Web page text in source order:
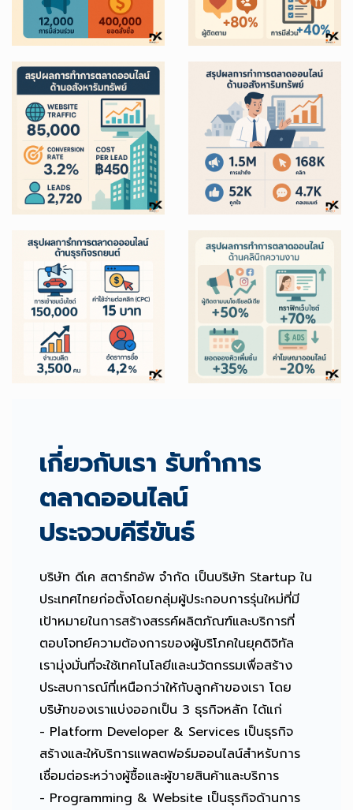
เกี่ยวกับเรา รับทำการ
ตลาดออนไลน์
ประจวบคีรีขันธ์
บริษัท ดีเค สตาร์ทอัพ จำกัด เป็นบริษัท Startup ใน
ประเทศไทยก่อตั้งโดยกลุ่มผู้ประกอบการรุ่นใหม่ที่มี
เป้าหมายในการสร้างสรรค์ผลิตภัณฑ์และบริการที่
ตอบโจทย์ความต้องการของผู้บริโภคในยุคดิจิทัล
เรามุ่งมั่นที่จะใช้เทคโนโลยีและนวัตกรรมเพื่อสร้าง
ประสบการณ์ที่เหนือกว่าให้กับลูกค้าของเรา โดย
บริษัทของเราแบ่งออกเป็น 3 ธุรกิจหลัก ได้แก่
- Platform Developer & Services เป็นธุรกิจ
สร้างและให้บริการแพลตฟอร์มออนไลน์สำหรับการ
เชื่อมต่อระหว่างผู้ซื้อและผู้ขายสินค้าและบริการ
- Programming & Website เป็นธุรกิจด้านการ